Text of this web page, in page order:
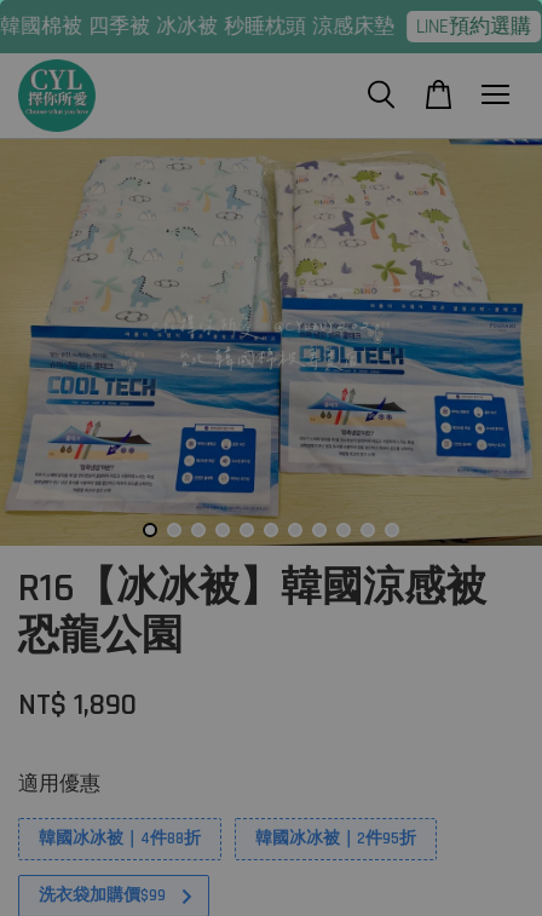
四季被 冰冰被 秒睡枕頭 涼感床墊 LINE預約選購 - 板
R16【冰冰被】韓國涼感被
恐龍公園
NT$ 1,890
適用優惠
韓國冰冰被｜4件88折 韓國冰冰被｜2件95折
洗衣袋加購價$99